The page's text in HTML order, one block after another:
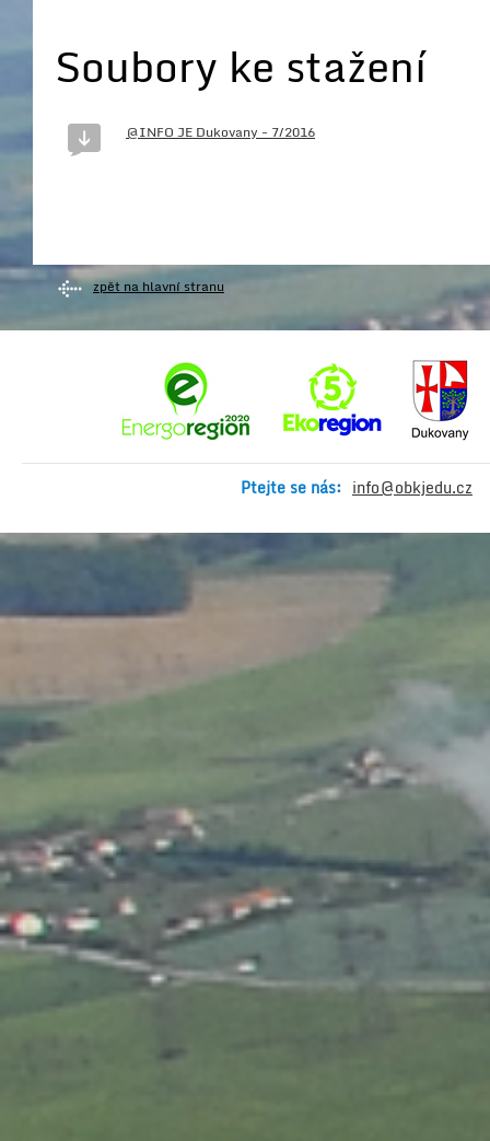
Soubory ke stažení
@INFO JE Dukovany - 7/2016
zpět na hlavní stranu
Ptejte se nás: info@obkjedu.cz